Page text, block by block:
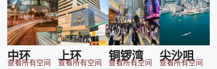
中环
查看所有空间 上环
查看所有空间 铜锣湾
查看所有空间 尖沙咀
查看所有空间